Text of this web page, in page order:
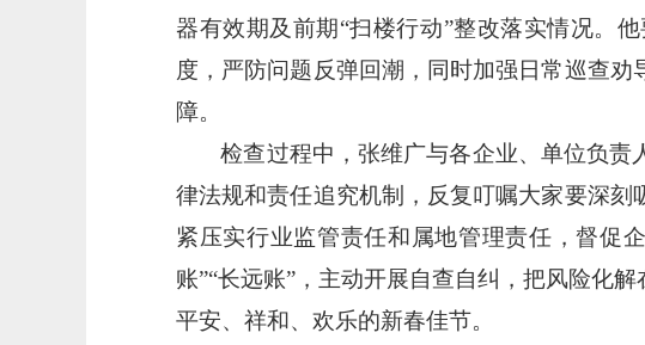
器有效期及前期“扫楼行动”整改落实情况。
度，严防问题反弹回潮，同时加强日常巡查
障。
检查过程中，张维广与各企业、单位负
律法规和责任追究机制，反复叮嘱大家要深
紧压实行业监管责任和属地管理责任，督促
账”“长远账”，主动开展自查自纠，把风险化
平安、祥和、欢乐的新春佳节。